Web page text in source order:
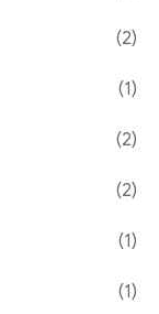
(2)
(1)
(2)
(2)
(1)
(1)